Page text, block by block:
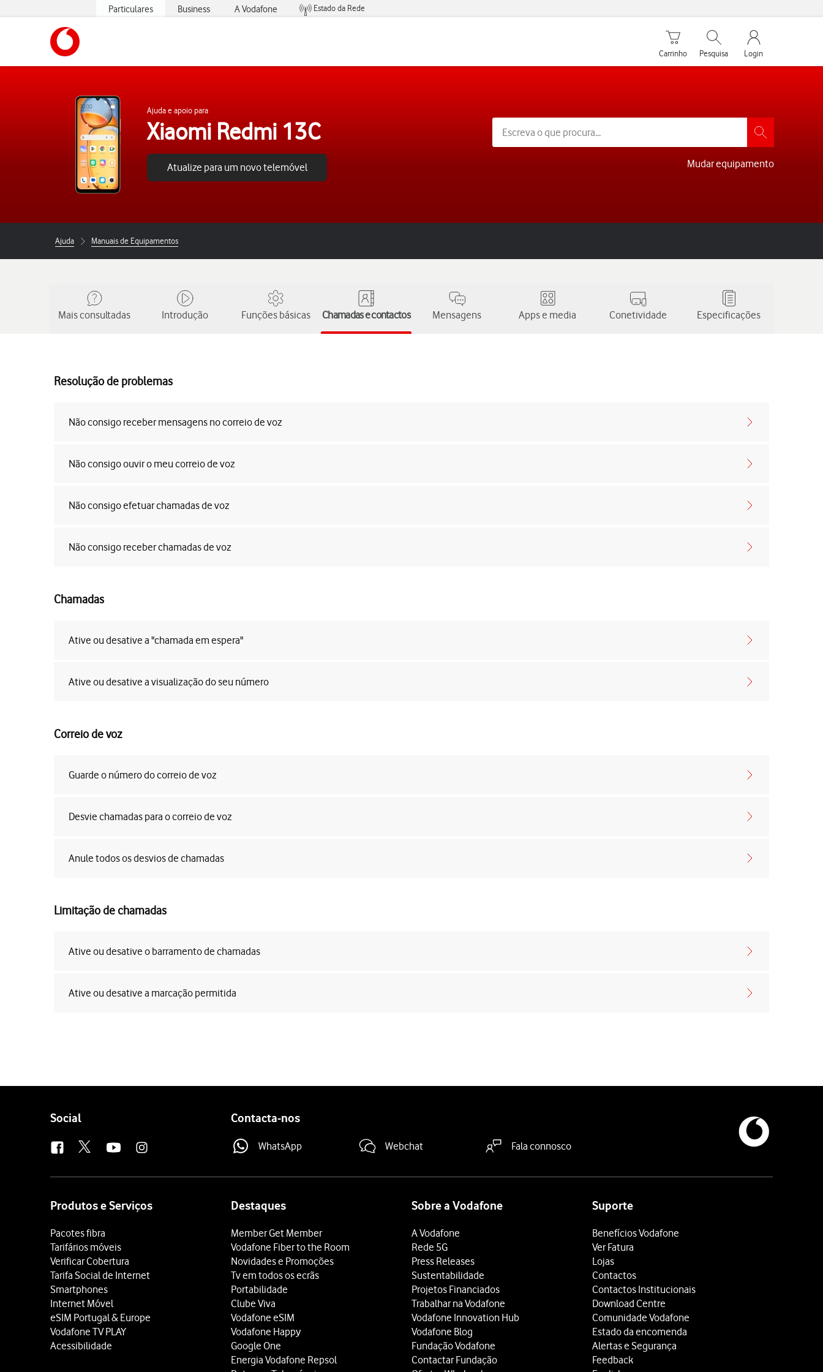
Particulares Business A Vodafone
Estado da Rede
Carrinho de compras
Carrinho
Pesquisar
Pesquisa
My Vodafone
Login
Ajuda e apoio para
Xiaomi Redmi 13C
Atualize para um novo telemóvel Mudar equipamento
Ajuda Manuais de Equipamentos
Mais consultadas Introdução Funções básicas Chamadas e contactos Mensagens Apps e media Conetividade Especificações
Resolução de problemas
Não consigo receber mensagens no correio de voz
Não consigo ouvir o meu correio de voz
Não consigo efetuar chamadas de voz
Não consigo receber chamadas de voz
Chamadas
Ative ou desative a "chamada em espera"
Ative ou desative a visualização do seu número
Correio de voz
Guarde o número do correio de voz
Desvie chamadas para o correio de voz
Anule todos os desvios de chamadas
Limitação de chamadas
Ative ou desative o barramento de chamadas
Ative ou desative a marcação permitida
Follow
Social Contacta-nos
WhatsApp Webchat Fala connosco
Produtos e Serviços
Pacotes fibra
Tarifários móveis
Verificar Cobertura
Tarifa Social de Internet
Smartphones
Internet Móvel
eSIM Portugal & Europe
Vodafone TV PLAY
Acessibilidade
Destaques
Member Get Member
Vodafone Fiber to the Room
Novidades e Promoções
Tv em todos os ecrãs
Portabilidade
Clube Viva
Vodafone eSIM
Vodafone Happy
Google One
Energia Vodafone Repsol
Sobre a Vodafone
A Vodafone
Rede 5G
Press Releases
Sustentabilidade
Projetos Financiados
Trabalhar na Vodafone
Vodafone Innovation Hub
Vodafone Blog
Fundação Vodafone
Contactar Fundação
Suporte
Benefícios Vodafone
Ver Fatura
Lojas
Contactos
Contactos Institucionais
Download Centre
Comunidade Vodafone
Estado da encomenda
Alertas e Segurança
Feedback